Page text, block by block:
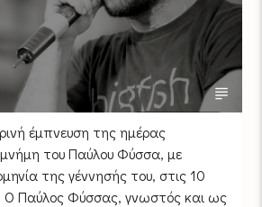
έμπνευση της ημέρας
του Παύλου Φύσσα, με
της γέννησής του, στις 10
Ο Παύλος Φύσσας, γνωστός και ως